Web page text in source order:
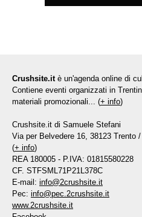
Crushsite.it è un'agenda online di
Contiene eventi organizzati in
materiali promozionali... (+ info)
Crushsite.it di Samuele Stefani
Via per Belvedere 16, 38123 Trento
(+ info)
REA 180005 - P.IVA: 01815580228
CF. STFSML71P21L378C
E-mail: info@2crushsite.it
Pec: info@pec.2crushsite.it
www.2crushsite.it